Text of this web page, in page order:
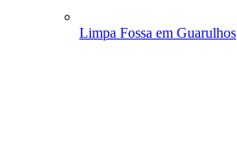
Limpa Fossa em Guarulhos